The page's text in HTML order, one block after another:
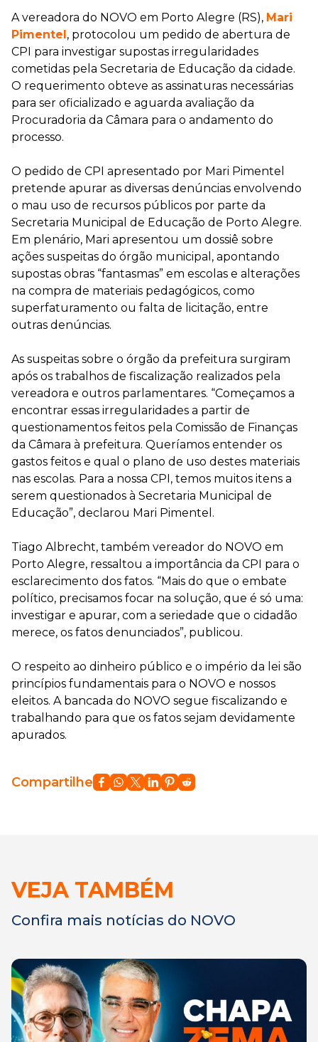
A vereadora do NOVO em Porto Alegre (RS), Mari
Pimentel , protocolou um pedido de abertura de
CPI para investigar supostas irregularidades
cometidas pela Secretaria de Educação da cidade.
O requerimento obteve as assinaturas necessárias
para ser oficializado e aguarda avaliação da
Procuradoria da Câmara para o andamento do
processo.
O pedido de CPI apresentado por Mari Pimentel
pretende apurar as diversas denúncias envolvendo
o mau uso de recursos públicos por parte da
Secretaria Municipal de Educação de Porto Alegre.
Em plenário, Mari apresentou um dossiê sobre
ações suspeitas do órgão municipal, apontando
supostas obras “fantasmas” em escolas e alterações
na compra de materiais pedagógicos, como
superfaturamento ou falta de licitação, entre
outras denúncias.
As suspeitas sobre o órgão da prefeitura surgiram
após os trabalhos de fiscalização realizados pela
vereadora e outros parlamentares. “Começamos a
encontrar essas irregularidades a partir de
questionamentos feitos pela Comissão de Finanças
da Câmara à prefeitura. Queríamos entender os
gastos feitos e qual o plano de uso destes materiais
nas escolas. Para a nossa CPI, temos muitos itens a
serem questionados à Secretaria Municipal de
Educação”, declarou Mari Pimentel.
Tiago Albrecht, também vereador do NOVO em
Porto Alegre, ressaltou a importância da CPI para o
esclarecimento dos fatos. “Mais do que o embate
político, precisamos focar na solução, que é só uma:
investigar e apurar, com a seriedade que o cidadão
merece, os fatos denunciados”, publicou.
O respeito ao dinheiro público e o império da lei são
princípios fundamentais para o NOVO e nossos
eleitos. A bancada do NOVO segue fiscalizando e
trabalhando para que os fatos sejam devidamente
apurados.
Compartilhe
VEJA TAMBÉM
Confira mais notícias do NOVO